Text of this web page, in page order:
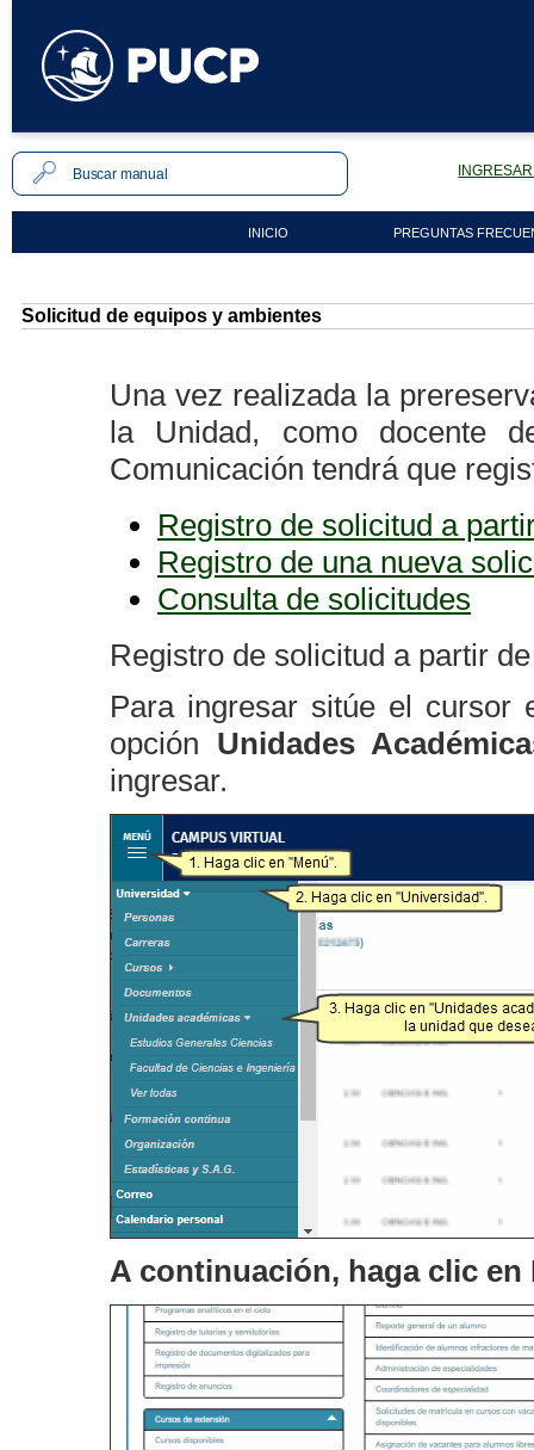
INICIO PREGUNTAS
Solicitud de equipos y ambientes
Una vez realizada la
la Unidad, como docente
Comunicación tendrá que
Registro de solicitud a
Registro de una nueva
Consulta de solicitudes
Registro de solicitud a partir
Para ingresar sitúe el
opción Unidades
ingresar.
A continuación, haga clic en